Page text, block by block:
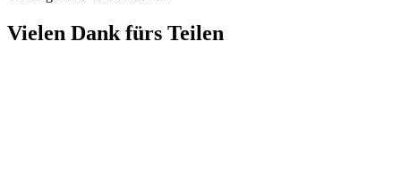
Vielen Dank fürs Teilen